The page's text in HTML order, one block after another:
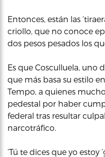
Entonces, están las
criollo, que no conoce
dos pesos pesados los
Es que Cosculluela, uno
que más basa su estilo
Tempo, a quienes
pedestal por haber
federal tras resultar
narcotráfico.
‘Tú te dices que yo estoy